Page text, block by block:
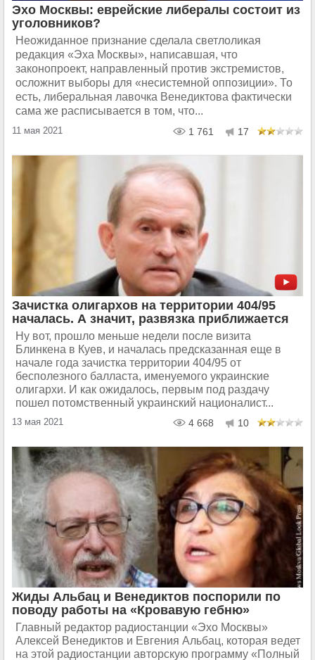
Эхо Москвы: еврейские либералы состоит из
уголовников?
Неожиданное признание сделала светлоликая
редакция «Эха Москвы», написавшая, что
законопроект, направленный против экстремистов,
осложнит выборы для «несистемной оппозиции». То
есть, либеральная лавочка Венедиктова фактически
сама же расписывается в том, что...
11 мая 2021 1 761 17
Зачистка олигархов на территории 404/95
началась. А значит, развязка приближается
Ну вот, прошло меньше недели после визита
Блинкена в Куев, и началась предсказанная еще в
начале года зачистка территории 404/95 от
бесполезного балласта, именуемого украинские
олигархи. И как ожидалось, первым под раздачу
пошел потомственный украинский националист...
13 мая 2021 4 668 10
Жиды Альбац и Венедиктов поспорили по
поводу работы на «Кровавую гебню»
Главный редактор радиостанции «Эхо Москвы»
Алексей Венедиктов и Евгения Альбац, которая ведет
на этой радиостанции авторскую программу «Полный